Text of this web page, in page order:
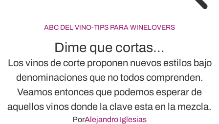
ABC DEL VINO-TIPS PARA WINELOVERS
Dime que cortas…
Los vinos de corte proponen nuevos estilos bajo
denominaciones que no todos comprenden.
Veamos entonces que podemos esperar de
aquellos vinos donde la clave esta en la mezcla.
PorAlejandro Iglesias